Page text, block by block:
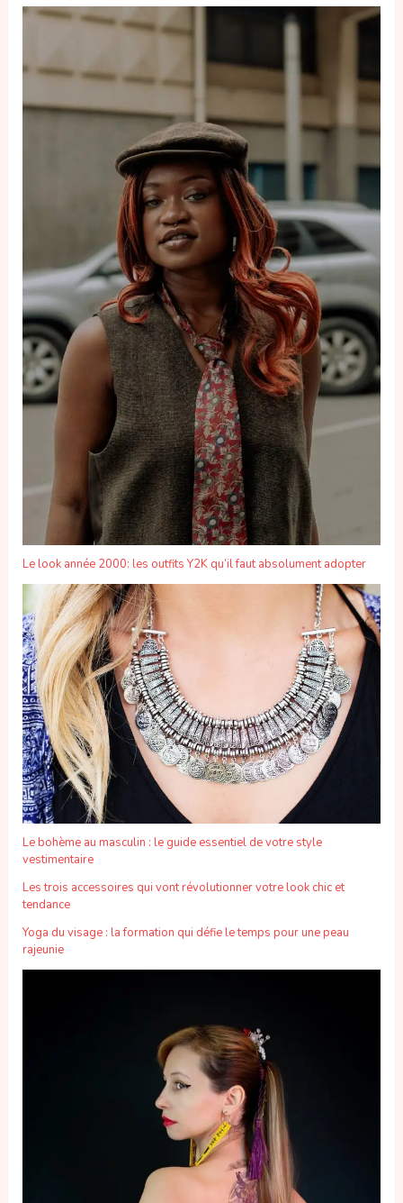
Le look année 2000: les outfits Y2K qu’il faut absolument adopter
Le bohème au masculin : le guide essentiel de votre style
vestimentaire
Les trois accessoires qui vont révolutionner votre look chic et
tendance
Yoga du visage : la formation qui défie le temps pour une peau
rajeunie